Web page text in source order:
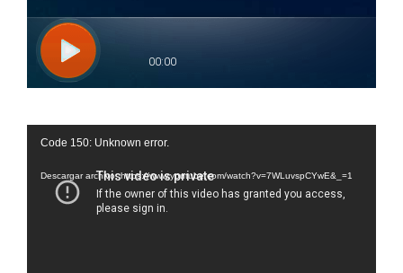
Reproductor
vídeo
Code 150: Unknown error.
Descargar archivo: https://www.youtube.com/watch?v=7WLuvspCYwE&_=1